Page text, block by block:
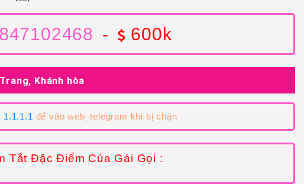
- 600k
Khánh hòa
1.1.1.1 để vào web_telegram khi bị chặn
Tắt Đặc Điểm Của Gái Gọi :